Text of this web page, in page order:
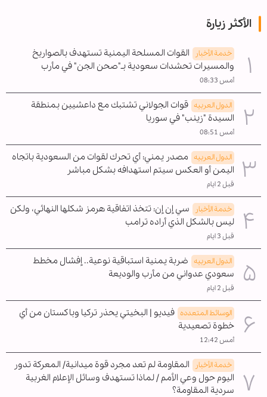
الأكثر زيارة
خدمة الأخبار
القوات المسلحة اليمنية تستهدف بالصواريخ
والمسيرات تحشدات سعودية بـ"صحن الجن" في مأرب
أمس 08:33
الدول العربیه قوات الجولاني تشتبك مع داعشيين بمنطقة
السيدة "زينب" في سوريا
أمس 08:51
الدول العربیه مصدر يمني: أي تحرك لقوات من السعودية باتجاه
اليمن أو العكس سيتم استهدافه بشكل مباشر
قبل 2 ايام
خدمة الأخبار
سي إن إن: تتخذ اتفاقية هرمز شكلها النهائي، ولكن
ليس بالشكل الذي أراده ترامب
قبل 3 ايام
الدول العربیه ضربة يمنية استباقية نوعية.. إفشال مخطط
سعودي عدواني من مأرب والوديعة
قبل 2 ايام
الوسائط المتعدده فيديو | البخيتي يحذر تركيا وباكستان من أي
خطوة تصعيدية
أمس 12:42
خدمة الأخبار
المقاومة لم تعد مجرد قوة ميدانية/ المعركة تدور
اليوم حول وعي الأمم / لماذا تستهدف وسائل الإعلام الغربية
سردية المقاومة؟